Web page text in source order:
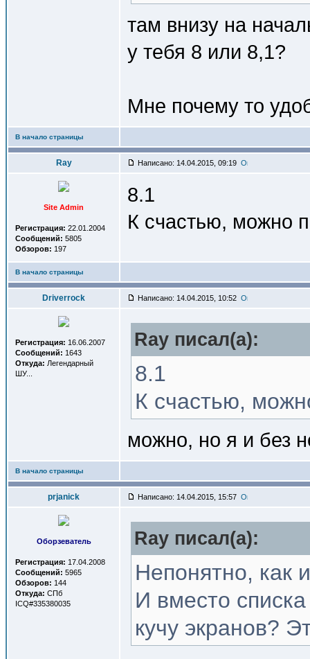
там внизу на
у тебя 8 или 8,1?
Мне почему то
В начало страницы
Ray Написано: 14.04.2015, 09:19
Site Admin
Регистрация: 22.01.2004
Сообщений: 5805
Обзоров: 197
8.1
К счастью, можно
В начало страницы
Driverrock Написано: 14.04.2015, 10:52
Регистрация: 16.06.2007
Сообщений: 1643
Откуда: Легендарный
ШУ...
Ray писал(a):
8.1
К счастью,
можно, но я и без
В начало страницы
prjanick Написано: 14.04.2015, 15:57
Оборзеватель
Регистрация: 17.04.2008
Сообщений: 5965
Обзоров: 144
Откуда: СПб
ICQ#335380035
Ray писал(a):
Непонятно, как
И вместо
кучу экранов?